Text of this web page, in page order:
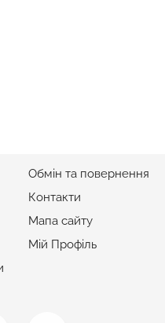
Обмін та повернення
Контакти
Мапа сайту
Мій Профіль